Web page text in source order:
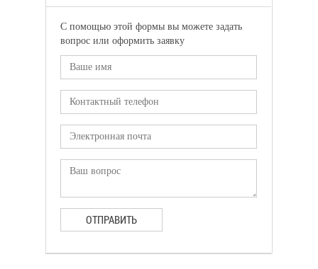
С помощью этой формы вы можете задать
вопрос или оформить заявку
ОТПРАВИТЬ